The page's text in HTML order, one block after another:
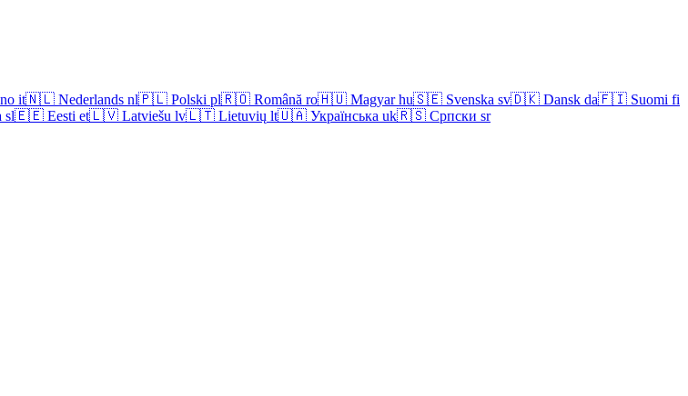
it🇳🇱 Nederlands nl🇵🇱 Polski pl🇷🇴 Română ro🇭🇺 Magyar hu🇸🇪 Svenska sv🇩🇰 Dansk da🇫🇮 Suomi fi
sl🇪🇪 Eesti et🇱🇻 Latviešu lv🇱🇹 Lietuvių lt🇺🇦 Українська uk🇷🇸 Српски sr